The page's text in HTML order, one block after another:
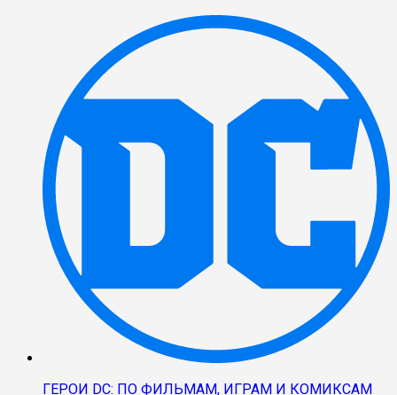
ГЕРОИ DC: ПО ФИЛЬМАМ, ИГРАМ И КОМИКСАМ